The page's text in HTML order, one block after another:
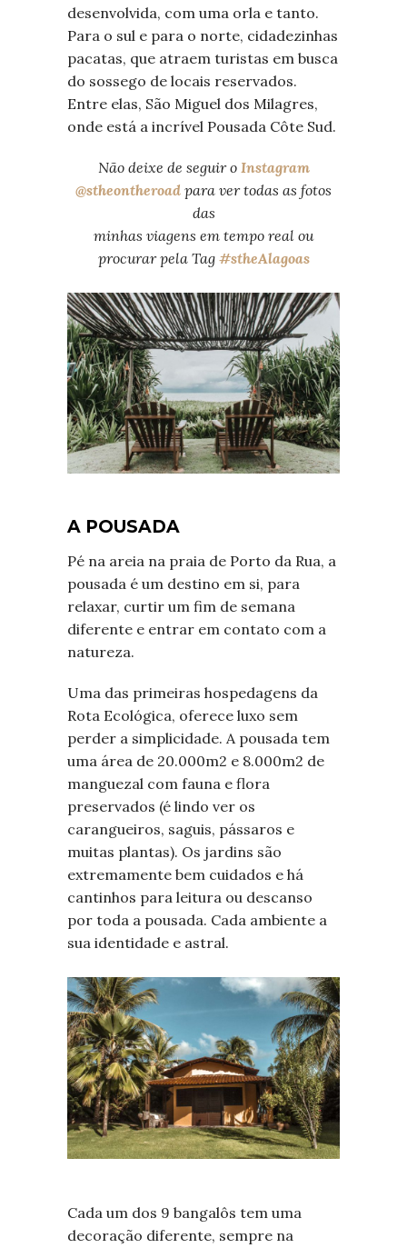
desenvolvida, com uma orla e tanto.
Para o sul e para o norte, cidadezinhas
pacatas, que atraem turistas em busca
do sossego de locais reservados.
Entre elas, São Miguel dos Milagres,
onde está a incrível Pousada Côte Sud.
Não deixe de seguir o Instagram
@stheontheroad para ver todas as fotos
das
minhas viagens em tempo real ou
procurar pela Tag #stheAlagoas
A POUSADA
Pé na areia na praia de Porto da Rua, a
pousada é um destino em si, para
relaxar, curtir um fim de semana
diferente e entrar em contato com a
natureza.
Uma das primeiras hospedagens da
Rota Ecológica, oferece luxo sem
perder a simplicidade. A pousada tem
uma área de 20.000m2 e 8.000m2 de
manguezal com fauna e flora
preservados (é lindo ver os
carangueiros, saguis, pássaros e
muitas plantas). Os jardins são
extremamente bem cuidados e há
cantinhos para leitura ou descanso
por toda a pousada. Cada ambiente a
sua identidade e astral.
Cada um dos 9 bangalôs tem uma
decoração diferente, sempre na